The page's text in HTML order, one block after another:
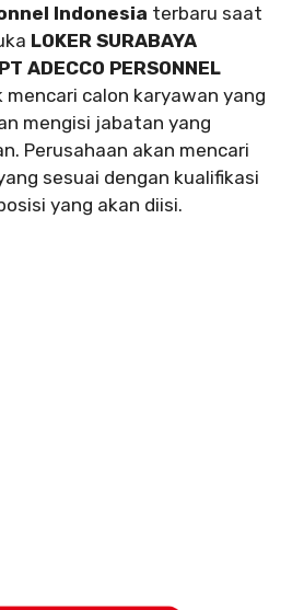
Indonesia terbaru saat
LOKER SURABAYA
ADECCO PERSONNEL
mencari calon karyawan yang
mengisi jabatan yang
Perusahaan akan mencari
sesuai dengan kualifikasi
yang akan diisi.